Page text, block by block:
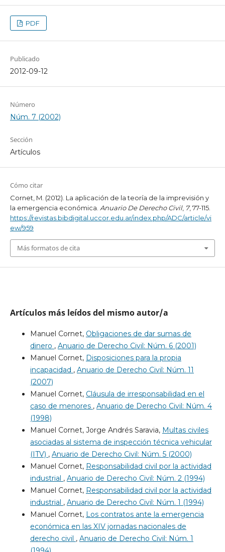
PDF
Publicado
2012-09-12
Número
Núm. 7 (2002)
Sección
Artículos
Cómo citar
Cornet, M. (2012). La aplicación de la teoría de la imprevisión y
la emergencia económica. Anuario De Derecho Civil, 7, 77-115.
https://revistas.bibdigital.uccor.edu.ar/index.php/ADC/article/vi
ew/959
Más formatos de cita
Artículos más leídos del mismo autor/a
Manuel Cornet, Obligaciones de dar sumas de
dinero , Anuario de Derecho Civil: Núm. 6 (2001)
Manuel Cornet, Disposiciones para la propia
incapacidad , Anuario de Derecho Civil: Núm. 11
(2007)
Manuel Cornet, Cláusula de irresponsabilidad en el
caso de menores , Anuario de Derecho Civil: Núm. 4
(1998)
Manuel Cornet, Jorge Andrés Saravia, Multas civiles
asociadas al sistema de inspección técnica vehicular
(ITV) , Anuario de Derecho Civil: Núm. 5 (2000)
Manuel Cornet, Responsabilidad civil por la actividad
industrial , Anuario de Derecho Civil: Núm. 2 (1994)
Manuel Cornet, Responsabilidad civil por la actividad
industrial , Anuario de Derecho Civil: Núm. 1 (1994)
Manuel Cornet, Los contratos ante la emergencia
económica en las XIV jornadas nacionales de
derecho civil , Anuario de Derecho Civil: Núm. 1